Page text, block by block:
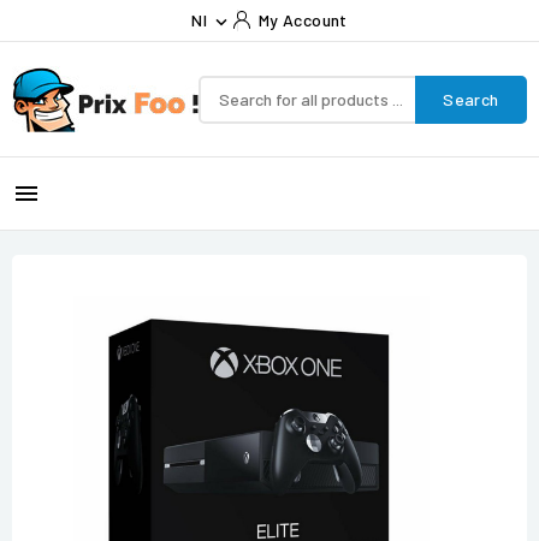
Nl  My Account
Search
